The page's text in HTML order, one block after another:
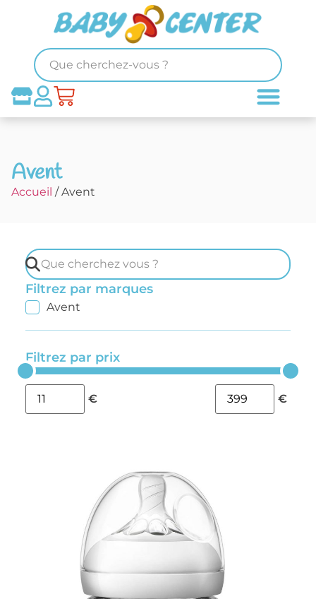
Avent
Accueil / Avent
Filtrez par marques
Avent
Filtrez par prix
€ €